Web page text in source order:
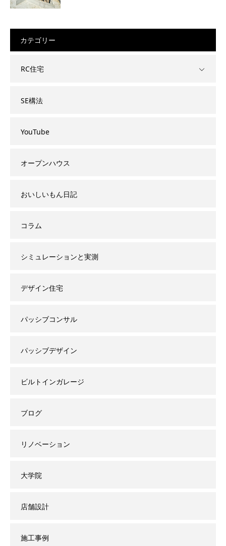
カテゴリー
RC住宅
SE構法
YouTube
オープンハウス
おいしいもん日記
コラム
シミュレーションと実測
デザイン住宅
パッシブコンサル
パッシブデザイン
ビルトインガレージ
ブログ
リノベーション
大学院
店舗設計
施工事例